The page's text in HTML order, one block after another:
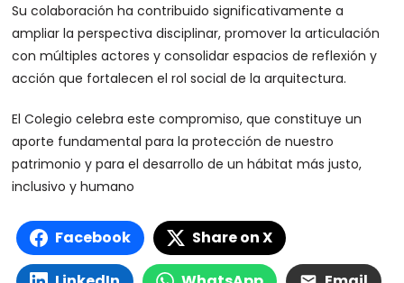
Su colaboración ha contribuido significativamente a
ampliar la perspectiva disciplinar, promover la articulación
con múltiples actores y consolidar espacios de reflexión y
acción que fortalecen el rol social de la arquitectura.
El Colegio celebra este compromiso, que constituye un
aporte fundamental para la protección de nuestro
patrimonio y para el desarrollo de un hábitat más justo,
inclusivo y humano
Facebook Share on X